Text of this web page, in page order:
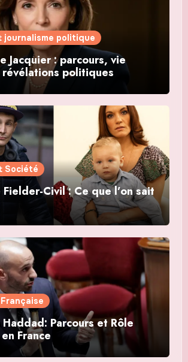
journalisme politique
Jacquier : parcours, vie
politiques
Société
Fielder-Civil : Ce que l’on sait
Parcours et Rôle
France